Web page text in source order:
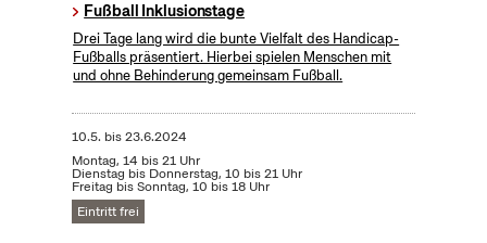
Fußball Inklusionstage
Drei Tage lang wird die bunte Vielfalt des Handicap-
Fußballs präsentiert. Hierbei spielen Menschen mit
und ohne Behinderung gemeinsam Fußball.
10.5. bis23.6.2024
Montag, 14 bis 21 Uhr
Dienstag bis Donnerstag, 10 bis 21 Uhr
Freitag bis Sonntag, 10 bis 18 Uhr
Eintritt frei